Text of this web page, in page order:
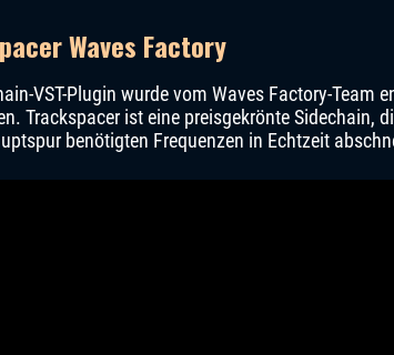
Waves Factory
VST-Plugin wurde vom Waves Factory-Team
Trackspacer ist eine preisgekrönte Sidechain,
benötigten Frequenzen in Echtzeit